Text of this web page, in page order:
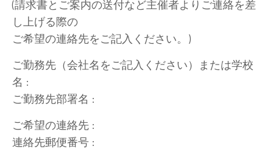
(請求書とご案内の送付など主催者よりご連絡を差
し上げる際の
ご希望の連絡先をご記入ください。)
ご勤務先（会社名をご記入ください）または学校
名 :
ご勤務先部署名 :
ご希望の連絡先 :
連絡先郵便番号 :